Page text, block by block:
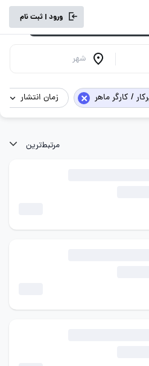
ورود | ثبت نام
شهر
/ کارگر ماهر × زمان انتشار
برای تجربه کاربری بهتر و سرعت بالاتر، vpn